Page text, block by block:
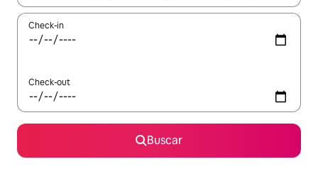
Check-in
Check-out
Buscar